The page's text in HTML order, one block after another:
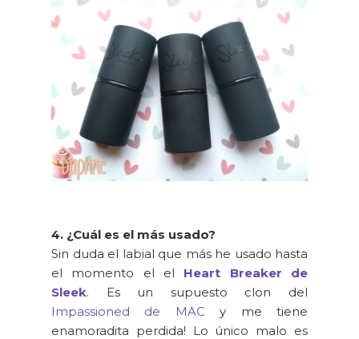
4. ¿Cuál es el más usado?
Sin duda el labial que más he usado hasta
el momento el el Heart Breaker de
Sleek. Es un supuesto clon del
Impassioned de MAC y me tiene
enamoradita perdida! Lo único malo es